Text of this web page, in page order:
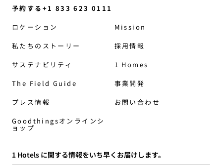
予約する+1 833 623 0111
ロケーション
私たちのストーリー
サステナビリティ
The Field Guide
プレス情報
Goodthingsオンラインシ
ョップ
Mission
採用情報
1 Homes
事業開発
お問い合わせ
1 Hotels に関する情報をいち早くお届けします。